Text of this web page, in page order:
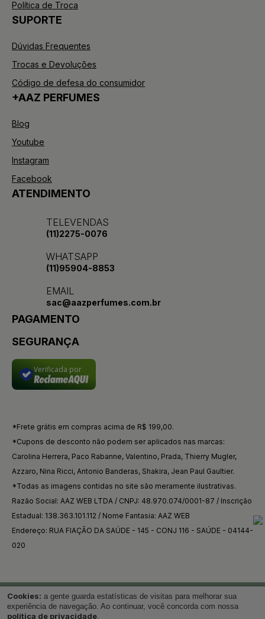
Política de Troca
SUPORTE
Dúvidas Frequentes
Trocas e Devoluções
Código de defesa do consumidor
+AAZ PERFUMES
Blog
Youtube
Instagram
Facebook
ATENDIMENTO
TELEVENDAS
(11)2275-0076
WHATSAPP
(11)95904-8853
EMAIL
sac@aazperfumes.com.br
PAGAMENTO
SEGURANÇA
Verificada por
*Frete grátis em compras acima de R$ 199,00.
*Cupons de desconto não podem ser aplicados nas marcas:
Carolina Herrera, Paco Rabanne, Valentino, Prada, Thierry Mugler,
Azzaro, Nina Ricci, Antonio Banderas, Shakira, Jean Paul Gaultier.
*Todas as imagens contidas no site são meramente ilustrativas.
Razão Social: AAZ WEB LTDA / CNPJ: 48.970.074/0001-87 / Inscrição
Estadual: 138.363.101.112 / Nome Fantasia: AAZ WEB
Endereço: RUA FIAÇÃO DA SAÚDE - 145 - CONJ 116 - SAÚDE - 04144-
020
Voltar ao topo
Cookies: a gente guarda estatísticas de visitas para melhorar sua
experiência de navegação. Ao continuar, você concorda com nossa
política de privacidade.